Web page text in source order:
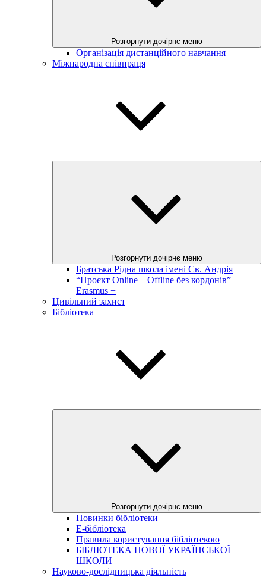
Розгорнути дочірнє меню
Організація дистанційного навчання
Міжнародна співпраця
Розгорнути дочірнє меню
Братська Рідна школа імені Св. Андрія
“Проєкт Online – Offline без кордонів”
Erasmus +
Цивільний захист
Бібліотека
Розгорнути дочірнє меню
Новинки бібліотеки
E-бібліотека
Правила користування бібліотекою
БІБЛІОТЕКА НОВОЇ УКРАЇНСЬКОЇ
ШКОЛИ
Науково-дослідницька діяльність